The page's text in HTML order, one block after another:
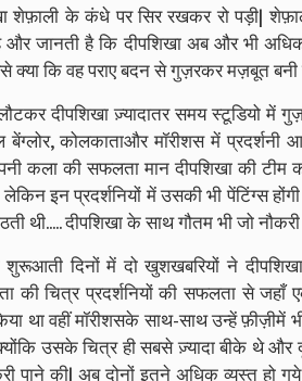
शेफ़ाली के कंधे पर सिर रखकर रो पड़ी|
और जानती है कि दीपशिखा अब और भी
क्या कि वह पराए बदन से गुज़रकर मज़बूत
दीपशिखा ज़्यादातर समय स्टूडियो में
कोलकाताऔर मॉरीशस में प्रदर्शनी
कला की सफलता मान दीपशिखा की
लेकिन इन प्रदर्शनियों में उसकी भी पेंटिंग्स
थी..... दीपशिखा के साथ गौतम भी जो
दिनों में दो खुशखबरियों ने
की चित्र प्रदर्शनियों की सफलता से
था वहीं मॉरीशसके साथ-साथ उन्हें फ़ीज़ीमें
उसके चित्र ही सबसे ज़्यादा बीके थे